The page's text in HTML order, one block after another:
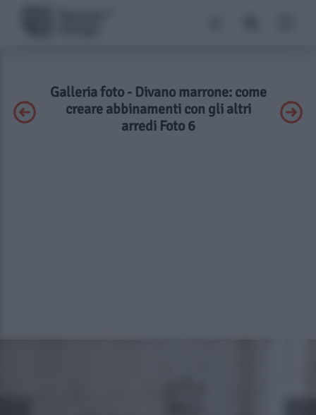
Galleria foto - Divano marrone: come
creare abbinamenti con gli altri
arredi Foto 6